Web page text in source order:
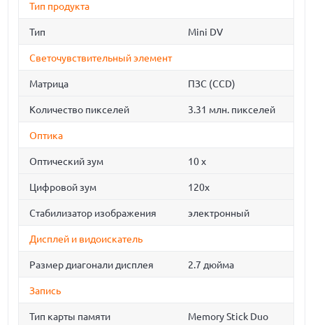
Тип продукта
Тип Mini DV
Светочувствительный элемент
Матрица ПЗС (CCD)
Количество пикселей 3.31 млн. пикселей
Оптика
Оптический зум 10 x
Цифровой зум 120х
Стабилизатор изображения электронный
Дисплей и видоискатель
Размер диагонали дисплея 2.7 дюйма
Запись
Тип карты памяти Memory Stick Duo